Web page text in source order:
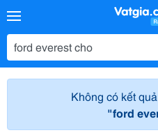
Không có kết
"ford